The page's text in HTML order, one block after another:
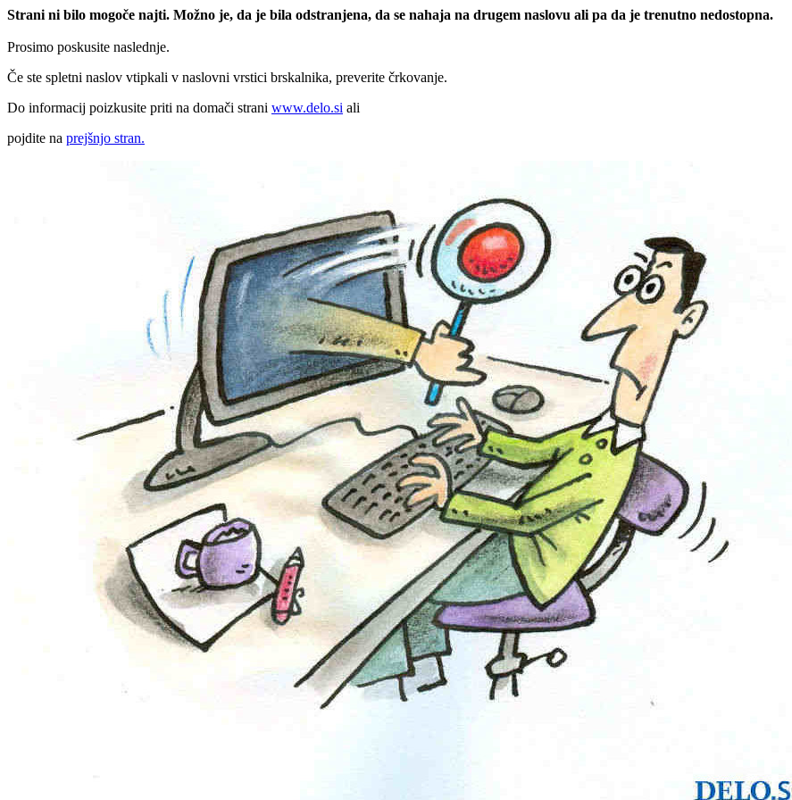
Strani ni bilo mogoče najti. Možno je, da je bila odstranjena, da se nahaja na drugem naslovu ali pa da je trenutno nedostopna.
Prosimo poskusite naslednje.
Če ste spletni naslov vtipkali v naslovni vrstici brskalnika, preverite črkovanje.
Do informacij poizkusite priti na domači strani www.delo.si ali
pojdite na prejšnjo stran.